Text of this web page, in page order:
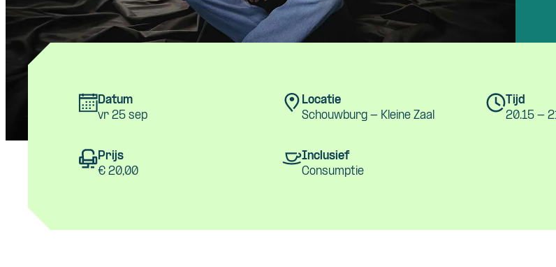
Datum
vr 25 sep
Locatie
Schouwburg - Kleine Zaal
Tijd
20.15 -
Prijs
€ 20,00
Inclusief
Consumptie